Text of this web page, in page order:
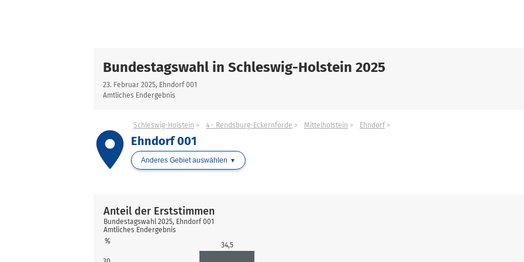
Bundestagswahl in Schleswig-Holstein 2025
23. Februar 2025, Ehndorf 001
Amtliches Endergebnis
place
Schleswig-Holstein 4 - Rendsburg-Eckernförde Mittelholstein Ehndorf
Ehndorf 001
Anderes Gebiet auswählen
%
34,5
Anteil der Erststimmen
Bundestagswahl 2025, Ehndorf 001
Amtliches Endergebnis